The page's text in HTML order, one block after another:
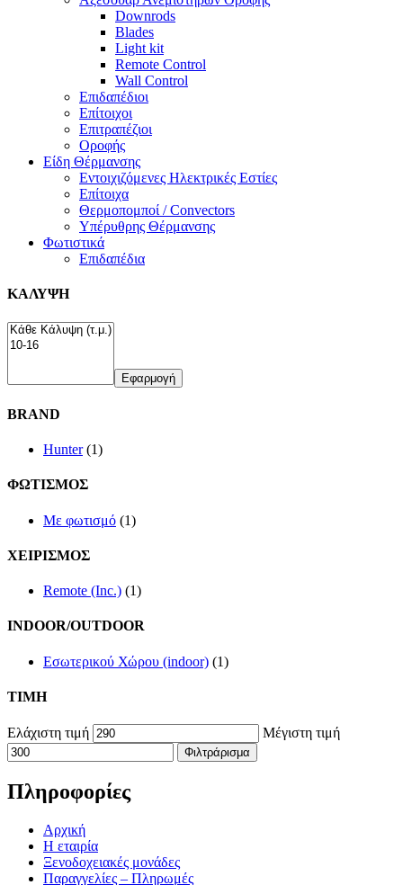
Downrods
Blades
Light kit
Remote Control
Wall Control
Επιδαπέδιοι
Επίτοιχοι
Επιτραπέζιοι
Οροφής
Είδη Θέρμανσης
Εντοιχιζόμενες Ηλεκτρικές Εστίες
Επίτοιχα
Θερμοπομποί / Convectors
Υπέρυθρης Θέρμανσης
Φωτιστικά
Επιδαπέδια
ΚΑΛΥΨΗ
Εφαρμογή
BRAND
Hunter (1)
ΦΩΤΙΣΜΟΣ
Με φωτισμό (1)
ΧΕΙΡΙΣΜΟΣ
Remote (Inc.) (1)
INDOOR/OUTDOOR
Εσωτερικού Χώρου (indoor) (1)
TIMH
Ελάχιστη τιμή Μέγιστη τιμή
Φιλτράρισμα
Πληροφορίες
Αρχική
Η εταιρία
Ξενοδοχειακές μονάδες
Παραγγελίες – Πληρωμές